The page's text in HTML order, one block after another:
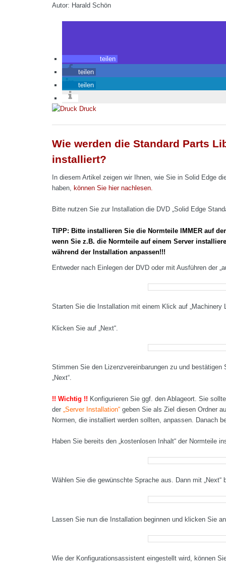
Autor: Harald Schön
teilen
teilen
teilen
Druck
Wie werden die Standard Parts
installiert?
In diesem Artikel zeigen wir Ihnen, wie Sie in Solid Edge
haben, können Sie hier nachlesen.
Bitte nutzen Sie zur Installation die DVD „Solid Edge
TIPP: Bitte installieren Sie die Normteile IMMER auf
wenn Sie z.B. die Normteile auf einem Server
während der Installation anpassen!!!
Entweder nach Einlegen der DVD oder mit Ausführen der
Starten Sie die Installation mit einem Klick auf „Machinery
Klicken Sie auf „Next“.
Stimmen Sie den Lizenzvereinbarungen zu und
„Next“.
!! Wichtig !! Konfigurieren Sie ggf. den Ablageort. Sie
der „Server Installation“ geben Sie als Ziel diesen Ordner
Normen, die installiert werden sollten, anpassen. Danach
Haben Sie bereits den „kostenlosen Inhalt“ der Normteile
Wählen Sie die gewünschte Sprache aus. Dann mit „Next“
Lassen Sie nun die Installation beginnen und klicken Sie
Wie der Konfigurationsassistent eingestellt wird, können